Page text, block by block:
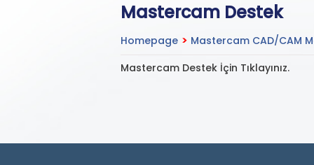
Mastercam Destek
Homepage > Mastercam CAD/CAM
Mastercam Destek İçin Tıklayınız.